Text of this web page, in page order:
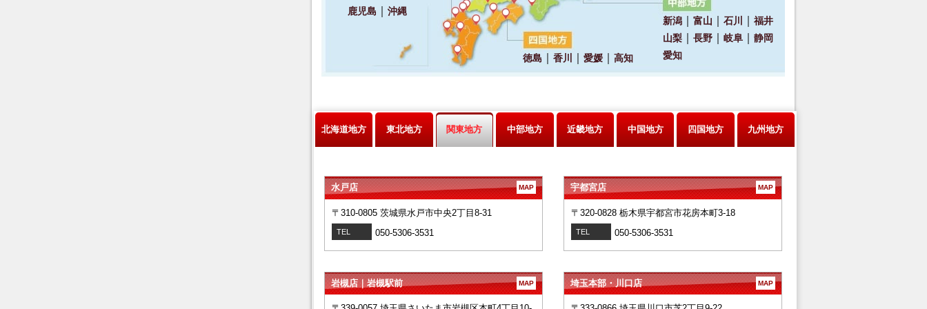
北海道地方 東北地方 関東地方 中部地方 近畿地方 中国地方 四国地方 九州地方
水戸店 MAP
〒310-0805 茨城県水戸市中央2丁目8-31
TEL 050-5306-3531
宇都宮店 MAP
〒320-0828 栃木県宇都宮市花房本町3-18
TEL 050-5306-3531
岩槻店｜岩槻駅前 MAP 埼玉本部・川口店 MAP